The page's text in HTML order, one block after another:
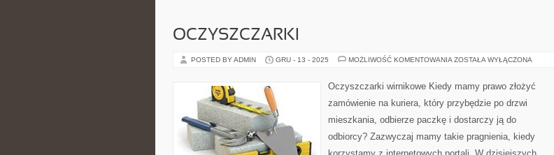
OCZYSZCZARKI
POSTED BY ADMIN GRU - 13 - 2025 MOŻLIWOŚĆ KOMENTOWANIA OCZYSZCZARKI
ZOSTAŁA WYŁĄCZONA
Oczyszczarki wirnikowe Kiedy mamy prawo złożyć
zamówienie na kuriera, który przybędzie po drzwi
mieszkania, odbierze paczkę i dostarczy ją do
odbiorcy? Zazwyczaj mamy takie pragnienia, kiedy